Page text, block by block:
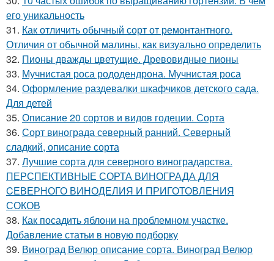
его уникальность
31. Как отличить обычный сорт от ремонтантного.
Отличия от обычной малины, как визуально определить
32. Пионы дважды цветущие. Древовидные пионы
33. Мучнистая роса рододендрона. Мучнистая роса
34. Оформление раздевалки шкафчиков детского сада.
Для детей
35. Описание 20 сортов и видов годеции. Сорта
36. Сорт винограда северный ранний. Северный
сладкий, описание сорта
37. Лучшие сорта для северного виноградарства.
ПЕРСПЕКТИВНЫЕ СОРТА ВИНОГРАДА ДЛЯ
CЕВЕРНОГО ВИНОДЕЛИЯ И ПРИГОТОВЛЕНИЯ
СОКОВ
38. Как посадить яблони на проблемном участке.
Добавление статьи в новую подборку
39. Виноград Велюр описание сорта. Виноград Велюр